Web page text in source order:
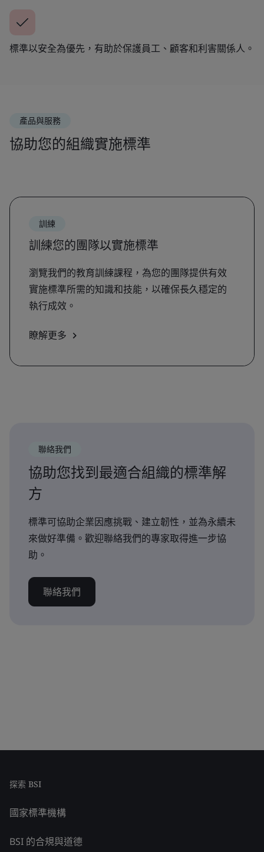
標準以安全為優先，有助於保護員工、顧客和利害關係人。
產品與服務
協助您的組織實施標準
訓練
訓練您的團隊以實施標準
瀏覽我們的教育訓練課程，為您的團隊提供有效
實施標準所需的知識和技能，以確保長久穩定的
執行成效。
瞭解更多
聯絡我們
協助您找到最適合組織的標準解
方
標準可協助企業因應挑戰、建立韌性，並為永續未
來做好準備。歡迎聯絡我們的專家取得進一步協
助。
聯絡我們
探索 BSI
國家標準機構
BSI 的合規與道德